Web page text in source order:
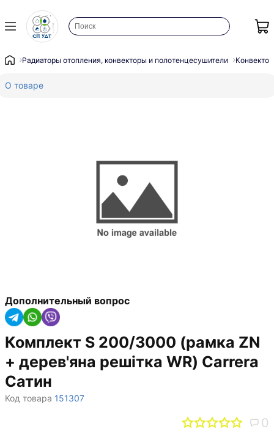
Радиаторы отопления, конвекторы и полотенцесушители
О товаре
Дополнительный вопрос
Комплект S 200/3000 (рамка ZN
+ дерев'яна решітка WR) Carrera
Сатин
Код товара 151307
0